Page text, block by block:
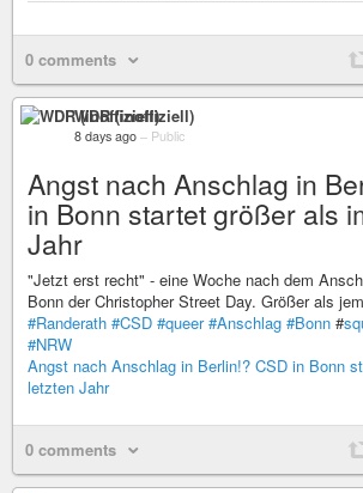
0 comments
WDR (inoffiziell)
8 days ago – Public
Angst nach Anschlag in
in Bonn startet größer als
Jahr
"Jetzt erst recht" - eine Woche nach dem
Bonn der Christopher Street Day. Größer als
#Randerath #CSD #queer #Anschlag #Bonn #
#NRW
Angst nach Anschlag in Berlin!? CSD in Bonn
letzten Jahr
0 comments